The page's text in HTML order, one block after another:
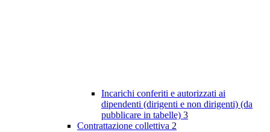
Incarichi conferiti e autorizzati ai
dipendenti (dirigenti e non dirigenti) (da
pubblicare in tabelle) 3
Contrattazione collettiva 2